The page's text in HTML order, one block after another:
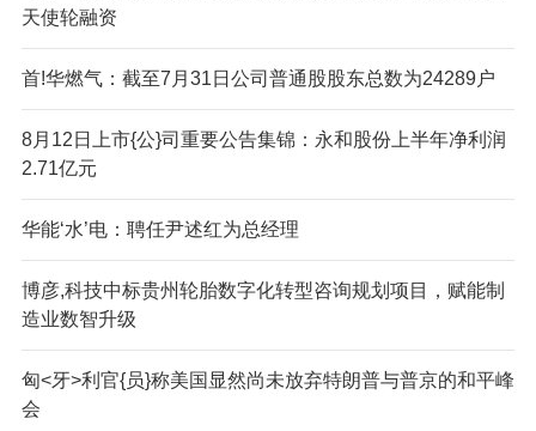
天使轮融资
首!华燃气：截至7月31日公司普通股股东总数为24289户
8月12日上市{公}司重要公告集锦：永和股份上半年净利润
2.71亿元
华能‘水’电：聘任尹述红为总经理
博彦,科技中标贵州轮胎数字化转型咨询规划项目，赋能制
造业数智升级
匈<牙>利官{员}称美国显然尚未放弃特朗普与普京的和平峰
会